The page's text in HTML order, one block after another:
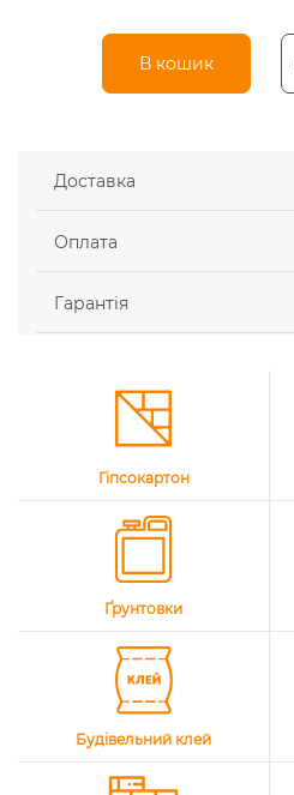
В кошик
Доставка
Оплата
Гарантія
Гіпсокартон
Ґрунтовки
Будівельний клей